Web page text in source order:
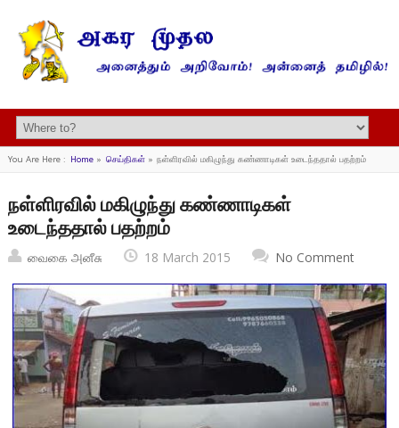
You Are Here : Home» செய்திகள்» நள்ளிரவில் மகிழுந்து கண்ணாடிகள் உடைந்ததால் பதற்றம்
நள்ளிரவில் மகிழுந்து கண்ணாடிகள்
உடைந்ததால் பதற்றம்
வைகை அனீசு 18 March 2015 No Comment